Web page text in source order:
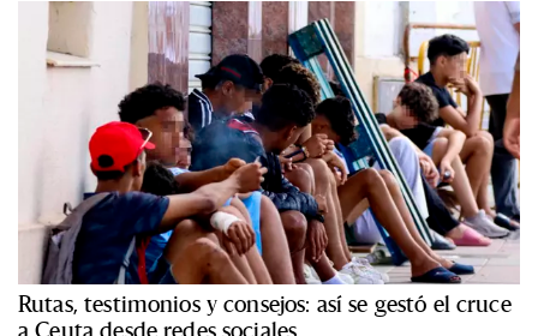
Rutas, testimonios y consejos: así se gestó el cruce
a Ceuta desde redes sociales